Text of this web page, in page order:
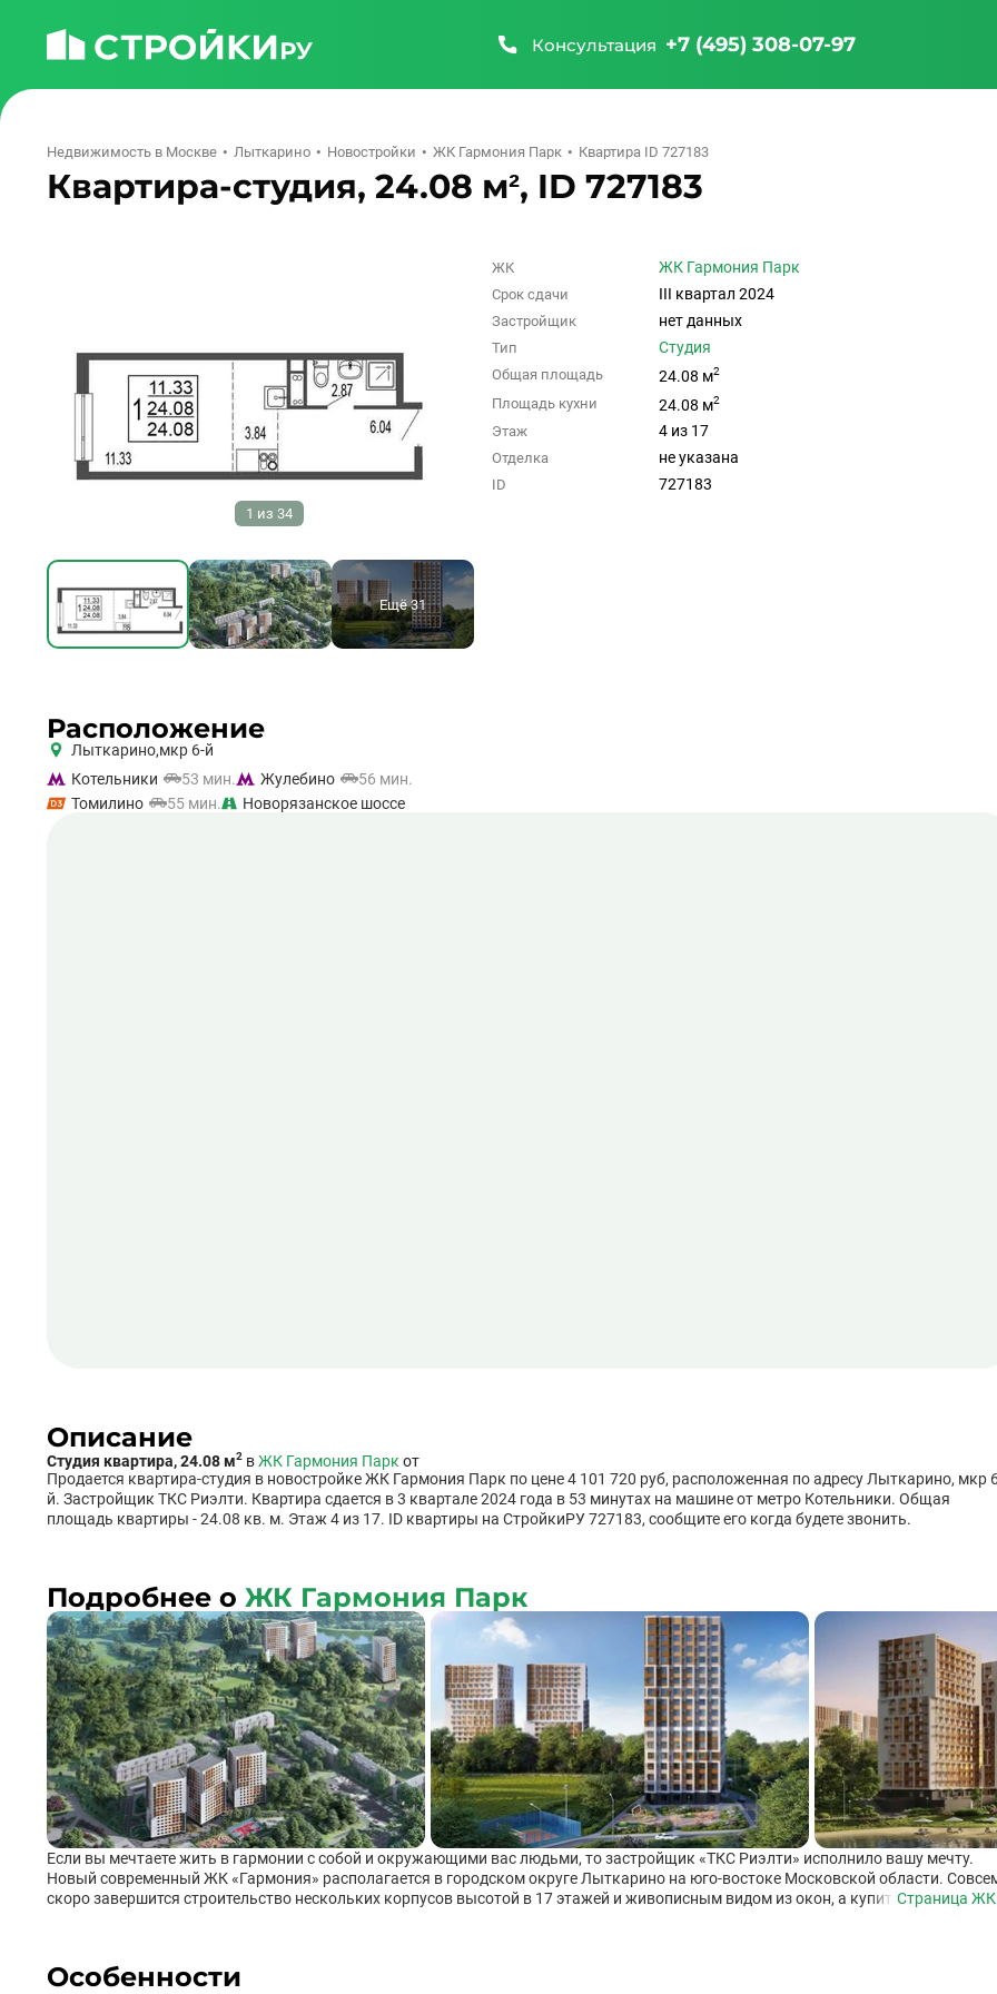
Консультация +7 (495) 308-07-97
Недвижимость в Москве Лыткарино Новостройки ЖК Гармония Парк Квартира ID 727183
Квартира-студия, 24.08 м², ID 727183
Ещё 31
1 из 34
ЖК ЖК Гармония Парк
Срок сдачи III квартал 2024
Застройщик нет данных
Тип Студия
Общая площадь 24.08 м2
Площадь кухни 24.08 м2
Этаж 4 из 17
Отделка не указана
ID 727183
Расположение
Лыткарино,мкр 6-й
Котельники
53 мин. Жулебино
56 мин.
Томилино
55 мин. Новорязанское шоссе
Описание
Студия квартира, 24.08 м2 вЖК Гармония Парк от
Продается квартира-студия в новостройке ЖК Гармония Парк по цене 4 101 720 руб, расположенная по адресу Лыткарино, мкр
й. Застройщик ТКС Риэлти. Квартира сдается в 3 квартале 2024 года в 53 минутах на машине от метро Котельники. Общая
площадь квартиры - 24.08 кв. м. Этаж 4 из 17. ID квартиры на СтройкиРУ 727183, сообщите его когда будете звонить.
Подробнее о ЖК Гармония Парк
Если вы мечтаете жить в гармонии с собой и окружающими вас людьми, то застройщик «ТКС Риэлти» исполнило вашу мечту.
Новый современный ЖК «Гармония» располагается в городском округе Лыткарино на юго-востоке Московской области.
скоро завершится строительство нескольких корпусов высотой в 17 этажей и живописным видом из окон, а купить квартиру
взрослые могли заниматься спортом на специальных площадках со специальным инвентарем. Для удобства жителей
Страница ЖК
Особенности